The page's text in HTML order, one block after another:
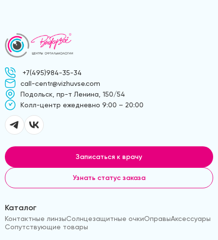
+7(495)984-35-34
call-centr@vizhuvse.com
Подольск, пр-т Ленина, 150/54
Kолл-центр ежедневно 9:00 – 20:00
Записаться к врачу
Узнать статус заказа
Каталог
Контактные линзыСолнцезащитные очкиОправыАксессуары
Сопутствующие товары